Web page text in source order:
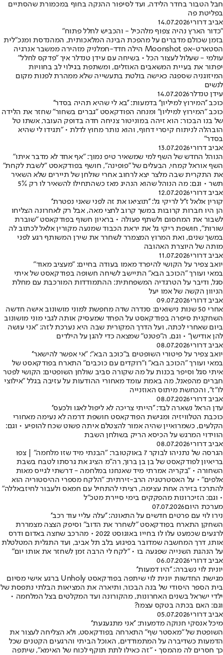
חבל הטבור בחדר הלידה, ועד לסיפור ההנקה בחוף במכמורת שהסתיים
בפליטת פה
אביב דרורי14.07.2026
"כדור הארץ נהיה צפוף מלהכיל - והכביש לחלל פתוח"
בזמן שכולם מדברים על מהפכת הבינה המלאכותית, המהנדסת ומנכ"לית
הסטארט-אפ Moonshot הילה חדד-חמלניק מזהירה ממשבר אנרגיה
עולמי - שעלול לעצור הכל • בשיחה עם עידן טנדלר איך "פדקס לחלל"
יפתור את בעיית המשאבים האוזלים, ומשתפת בגילוי לב בחוויות
המיזוגניה שספגה כאישה בולטת בתעשייה שלא ממהרת לפנות מקום
לנשים
עידן טנדלר14.07.2026
כוכב ''המירוץ למיליון'' בדמעות: ''בא לי שהיא תהיה בסדר''
כוכב "המירוץ למיליון" ומנחה הפודקאסט "גברים בשחור" שחזר את הלידה
של בנו הבכור: הוא זיהה במוניטור צניחה חדה בדופק העובר, אשתו טל
הובהלה לניתוח קיסרי דחוף, והוא נותר מחוץ לדלת • "תגידו לי שהיא
בסדר"
אביב דרורי13.07.2026
הנוהל החדש של השף למי שמשאיר טיפ נמוך: "אף אחד לא מדבר איתו"
השף אוראל קמחי, הבעלים של "פופינה", חושף בפודקאסט "לשבת לקחת"
את התקרית שבה מלצר יצא לרחוב אחרי שולחן של תיירים שלא השאיר
תשר • וגם: מה הנוהל שהוא הנהיג מאז כשהתחילו להשאיר לו רק 5%
אביב דרורי12.07.2026
קורין אלאל ז''ל לריקי גל: ''תוציאו את זה לפני שאני נפטרת''
הן היו חברות קרובות במשך קרוב לחצי מאה, אבל רק לאחרונה הצליחו
לשבור את המחסום ולשתף פעולה • בראיון חשוף בפודקאסט "שוברת
שורות", חושפת ריקי גל את יראת הכבוד שמנעה מקורין אלאל לכתוב לה
במשך שנים, ואת המרוץ המצמרר לשחרר את שירן המשותף רגע לפני
מותה של היוצרת האהובה
אביב דרורי11.07.2026
יואב צפיר על הקושי להיפרד מאמו בעודה בחיים: "מעציב מאוד"
במאי ועורך "הכוכב הבא" התיישב לשיחה חשופה בפודקאסט של איתי
סגל, ודיבר על הטרגדיה המשפחתית: ההתמודדות המורכבת עם מחלת
הניוון הקשה של אמו יעל
אביב דרורי09.07.2026
אחרי 50 שנות נישואים: סנדרה שדה מחפשת למוני מושונוב אישה חדשה
השחקנית סיפרה בפודקאסט על הפחד שמעסיק אותה לגבי מוני מושונוב
ביום שאחרי לכתה, ועל הדרך המקורית שבה היא נערכת לזה: "אני עושה
להן אודישן" • וגם, ה"פטנט" שמצאה כדי להגן על הילדים
אביב דרורי08.07.2026
יואב צפיר על פיטורי השופטים ב"כוכב הבא": "אי אפשר להישאר''
במאי ועורך "הכוכב הבא" ו"רוקדים עם כוכבים" התארח בפודקאסט של
איתי סגל וסיפר בכנות על מה שקורה סביב שולחן השופטים: הקושי לפטר
חברים מהפאנל, מה באמת עומד מאחורי ההודעות על עזיבה בגלל "אילוצי
לו"ז", והכחשת מיתוס האוזנייה
אביב דרורי08.07.2026
עדן הראל נשארה לבד: ''הייתי צריכה לא ליפול לאגו ולכעס''
כוכבת הטלוויזיה ומגישת הפודקאסט חושפת דרמה לא נעימה מאחורי
הקלעים, כשמרואיין שהיה אמור להצטלם איתה פשוט שכח להופיע • וגם:
הווידוי המרגש על הכיסא הריק בשולחן השבת
אביב דרורי08.07.2026
הגרסה של נתניהו לבוקר 7 באוקטובר: "הבנתי מיד שזו מלחמה" | צפו
בריאיון לפודקאסט של בן בן ברוך, רה"מ הציג את גרסתו לטבח בשבת
השחורה • "בקריה אמרתי מיד שאנחנו במלחמה - דרשתי לגייס מאות
אלפים" • על האסטרטגיה הרב-זירתית: "הלקח מספרי ההיסטוריה הוא
להתרכז בזירה אחת עצימה, רציתי להתחיל עם חמאס ולעבור לחיזבאללה"
• וגם: הזיכרונות מהפקקים בימי סיירת מטכ"ל
מערכת היום07.07.2026
נירו לוי עם פרטים חדשים על התאונה: ''עלה עליי עוד רכב''
השחקן התארח בפודקאסט "לשחרר את הדוב" וסיפק הצצה מצמררת
לרגעים שכמעט עלו לו בחייו באוגוסט 2022 • מהרכב שחצה באדום ודרס
אותו, דרך המחשבה שמדובר בפיגוע בלב תל אביב, ועד התגלית המטלטלת
על הנהגת השנייה שפגעה בו • "לקח לי הרבה זמן לשחזר את אותו יום"
אביב דרורי06.07.2026
יונית לוי נשברה: ''היו דמעות''
מגישת החדשות יונית לוי שיתפה בפודקאסט Unholy ברגע אישי מסיום
בית הספר היסודי של בנה הבכור, ותיארה את המציאות הבלתי נתפסת של
ילדי ישראל בשנים האחרונות, מהקורונה ועד המקלטים בצל המלחמה •
וגם: האם בכתה בטקס עצמו?
אביב דרורי05.07.2026
מיכל אנסקי חנוקה מדמעות: ''אני מתגעגעת''
השופטת של "מאסטר שף" התארחה בפודקאסט, ולא הצליחה לעצור את
הדמעות כשדיברה על המתמודדים, האוכל הביתי והרגעים הקטנים שכל
כך חסרים לה מהמסך • "זה כאילו לתת תוקף לכוח של האימא", שיתפה